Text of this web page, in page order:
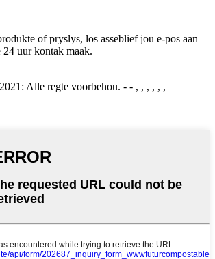
of pryslys, los asseblief jou e-pos aan
24 uur kontak maak.
Alle regte voorbehou. - - , , , , , ,